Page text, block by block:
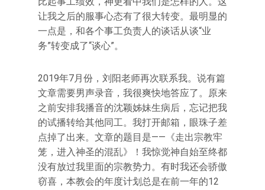
让我之后的服事心态有了很大转变。最明显的
一点是，和各个事工负责人的谈话从谈“业
务”转变成了“谈心”。
2019年7月份，刘阳老师再次联系我。说有篇
文章需要男声录音，我很爽快地答应了。原来
之前安排我播音的沈颖姊妹生病后，忘记把我
的试播转给其他同工。我打开邮箱，眼珠子差
点掉了出来。文章的题目是——《走出宗教牢
笼，进入神圣的混乱》！我惊觉神自始至终都
没有放过我里面的宗教势力。有时我还会骄傲
窃喜，本教会的年度计划总是在前一年的12